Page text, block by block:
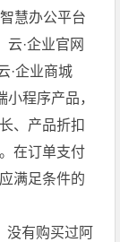
慧办公平台
云·企业官网
·企业商城
小程序产品，
、产品折扣
在订单支付
满足条件的
没有购买过阿